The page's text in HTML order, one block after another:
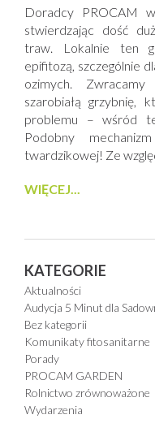
Doradcy PROCAM
stwierdzając dość
traw. Lokalnie ten
epifitozą, szczególnie
ozimych.
szarobiałą grzybnię,
problemu – wśród
Podobny
twardzikowej! Ze
WIĘCEJ...
KATEGORIE
Aktualności
Audycja 5 Minut dla
Bez kategorii
Komunikaty fitosanitarne
Porady
PROCAM GARDEN
Rolnictwo zrównoważone
Wydarzenia